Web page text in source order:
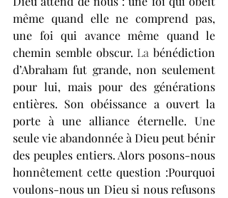
même quand elle ne comprend pas,
une foi qui avance même quand le
chemin semble obscur. La bénédiction
d’Abraham fut grande, non seulement
pour lui, mais pour des générations
entières. Son obéissance a ouvert la
porte à une alliance éternelle. Une
seule vie abandonnée à Dieu peut bénir
des peuples entiers. Alors posons-nous
honnêtement cette question :Pourquoi
voulons-nous un Dieu si nous refusons